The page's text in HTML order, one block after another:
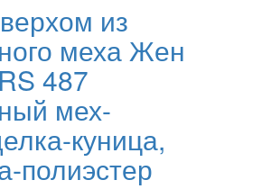
из
меха Жен
487
мех-
куница,
полиэстер